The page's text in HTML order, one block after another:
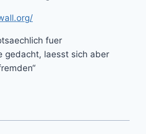
fuer
gedacht, laesst sich aber